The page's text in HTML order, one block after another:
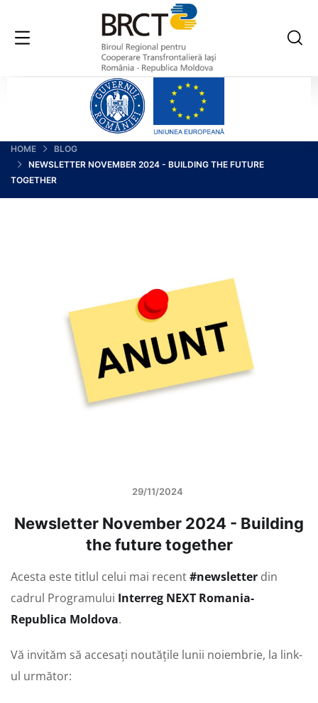
HOME
BLOG
NEWSLETTER NOVEMBER 2024 - BUILDING THE FUTURE
TOGETHER
29/11/2024
Newsletter November 2024 - Building
the future together
Acesta este titlul celui mai recent#newsletter din
cadrul Programului Interreg NEXT Romania-
Republica Moldova.
Vă invităm să accesați noutățile lunii noiembrie, la link-
ul următor: